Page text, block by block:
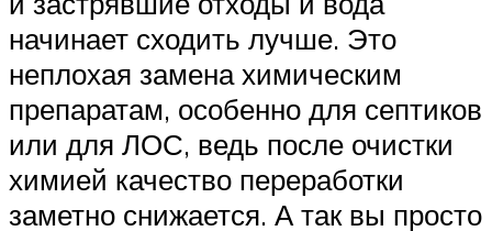
начинает сходить лучше. Это
неплохая замена химическим
препаратам, особенно для септиков
или для ЛОС, ведь после очистки
химией качество переработки
заметно снижается. А так вы просто